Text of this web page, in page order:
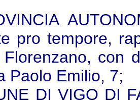
pro tempore,
Florenzano, con
Paolo Emilio, 7;
DI VIGO DI